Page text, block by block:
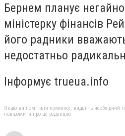
Бернем планує негайно
міністерку фінансів
його радники вважають
недостатньо
Інформує trueua.info
Якщо ви помітили помилку, виділіть необхідний
повідомити про це редакцію